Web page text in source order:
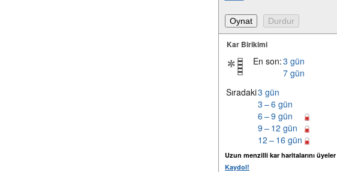
Kar Birikimi
En son:3 gün
7 gün
Sıradaki3 gün
3 – 6 gün
6 – 9 gün
9 – 12 gün
12 – 16 gün
Uzun menzilli kar haritalarını
Kaydol!